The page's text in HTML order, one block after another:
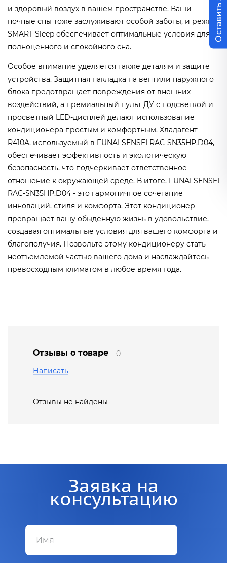
и здоровый воздух в вашем пространстве. Ваши
ночные сны тоже заслуживают особой заботы, и режим
SMART Sleep обеспечивает оптимальные условия для
полноценного и спокойного сна.
Особое внимание уделяется также деталям и защите
устройства. Защитная накладка на вентили наружного
блока предотвращает повреждения от внешних
воздействий, а премиальный пульт ДУ с подсветкой и
просветный LED-дисплей делают использование
кондиционера простым и комфортным. Хладагент
R410A, используемый в FUNAI SENSEI RAC-SN35HP.D04,
обеспечивает эффективность и экологическую
безопасность, что подчеркивает ответственное
отношение к окружающей среде. В итоге, FUNAI SENSEI
RAC-SN35HP.D04 - это гармоничное сочетание
инноваций, стиля и комфорта. Этот кондиционер
превращает вашу обыденную жизнь в удовольствие,
создавая оптимальные условия для вашего комфорта и
благополучия. Позвольте этому кондиционеру стать
неотъемлемой частью вашего дома и наслаждайтесь
превосходным климатом в любое время года.
Отзывы о товаре
0
Написать
Отзывы не найдены
Заявка на
консультацию